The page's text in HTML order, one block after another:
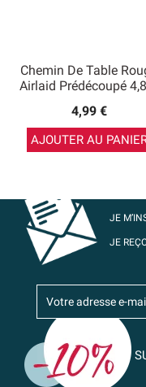
Chemin De Table
Airlaid Prédécoupé
4,99 €
AJOUTER AU
JE
JE